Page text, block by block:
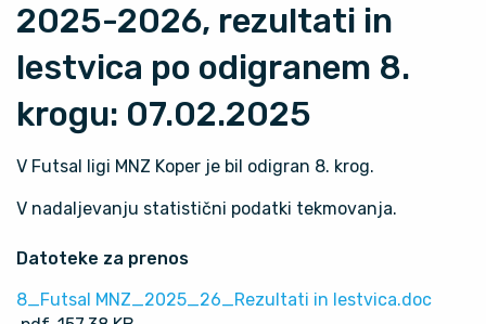
2025-2026, rezultati in
lestvica po odigranem 8.
krogu: 07.02.2025
V Futsal ligi MNZ Koper je bil odigran 8. krog.
V nadaljevanju statistični podatki tekmovanja.
Datoteke za prenos
8_Futsal MNZ_2025_26_Rezultati in lestvica.doc